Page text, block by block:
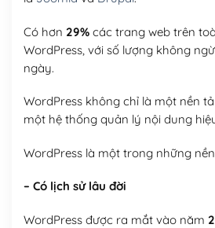
Có hơn 29%các trang web trên
WordPress, với số lượng không
ngày.
WordPress không chỉ là một nền
một hệ thống quản lý nội dung
WordPress là một trong những
– Có lịch sử lâu đời
WordPress được ra mắt vào năm